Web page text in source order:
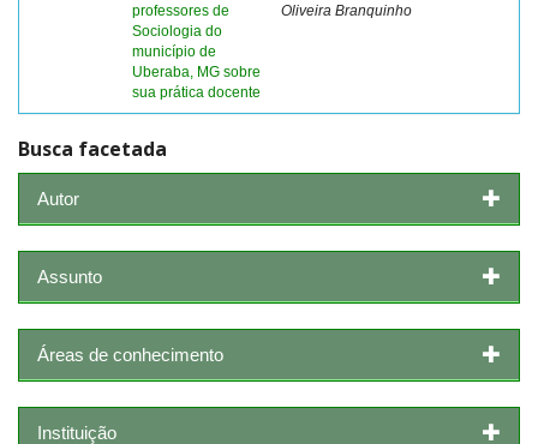
professores de
Sociologia do
município de
Uberaba, MG sobre
sua prática docente
Oliveira Branquinho
Busca facetada
Autor
Assunto
Áreas de conhecimento
Instituição